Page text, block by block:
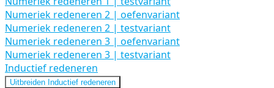
Numeriek redeneren 2 | oefenvariant
Numeriek redeneren 2 | testvariant
Numeriek redeneren 3 | oefenvariant
Numeriek redeneren 3 | testvariant
Inductief redeneren
Uitbreiden Inductief redeneren